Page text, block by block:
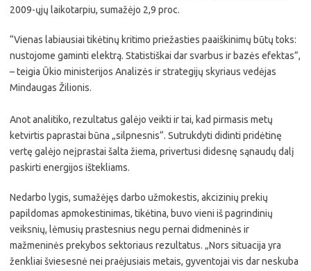
2009-ųjų laikotarpiu, sumažėjo 2,9 proc.
“Vienas labiausiai tikėtinų kritimo priežasties paaiškinimų būtų toks:
nustojome gaminti elektrą. Statistiškai dar svarbus ir bazės efektas”,
– teigia Ūkio ministerijos Analizės ir strategijų skyriaus vedėjas
Mindaugas Žilionis.
Anot analitiko, rezultatus galėjo veikti ir tai, kad pirmasis metų
ketvirtis paprastai būna „silpnesnis“. Sutrukdyti didinti pridėtinę
vertę galėjo neįprastai šalta žiema, privertusi didesnę sąnaudų dalį
paskirti energijos ištekliams.
Nedarbo lygis, sumažėjęs darbo užmokestis, akcizinių prekių
papildomas apmokestinimas, tikėtina, buvo vieni iš pagrindinių
veiksnių, lėmusių prastesnius negu pernai didmeninės ir
mažmeninės prekybos sektoriaus rezultatus. „Nors situacija yra
ženkliai šviesesnė nei praėjusiais metais, gyventojai vis dar neskuba